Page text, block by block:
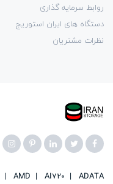
روابط سرمایه گذاری
دستگاه های ایران استوریج
نظرات مشتریان
ADATA
AI720
AMD